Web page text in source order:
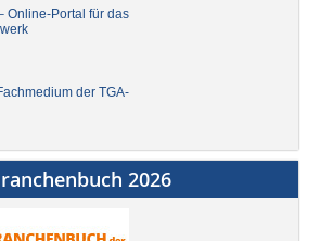
Online-Portal für das
der TGA-
2026